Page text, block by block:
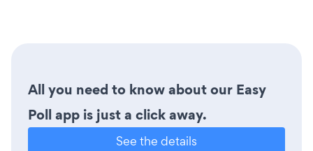
All you need to know about our Easy
Poll app is just a click away.
See the details